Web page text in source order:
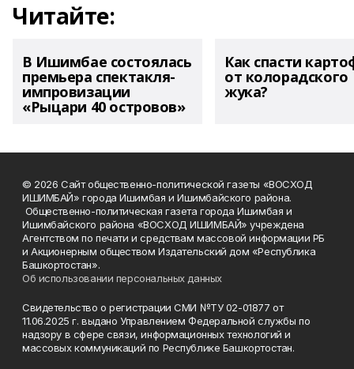
Читайте:
В Ишимбае состоялась
премьера спектакля-
импровизации
«Рыцари 40 островов»
Как спасти
от колорадского
жука?
© 2026 Сайт общественно-политической газеты «ВОСХОД
ИШИМБАЙ» города Ишимбая и Ишимбайского района.
Общественно-политическая газета города Ишимбая и
Ишимбайского района «ВОСХОД ИШИМБАЙ» учреждена
Агентством по печати и средствам массовой информации РБ
и Акционерным обществом Издательский дом «Республика
Башкортостан».
Об использовании персональных данных
Свидетельство о регистрации СМИ №ТУ 02-01877 от
11.06.2025 г. выдано Управлением Федеральной службы по
надзору в сфере связи, информационных технологий и
массовых коммуникаций по Республике Башкортостан.